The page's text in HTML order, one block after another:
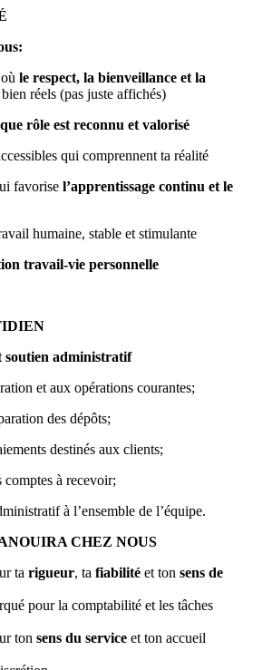
le respect, la bienveillance et la
réels (pas juste affichés)
rôle est reconnu et valorisé
qui comprennent ta réalité
favorise l’apprentissage continu et le
humaine, stable et stimulante
travail-vie personnelle
soutien administratif
et aux opérations courantes;
des dépôts;
destinés aux clients;
à recevoir;
à l’ensemble de l’équipe.
CHEZ NOUS
ta rigueur, ta fiabilité et ton sens de
pour la comptabilité et les tâches
ton sens du service et ton accueil